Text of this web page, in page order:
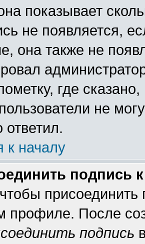
показывает
не появляется,
она также не
где
не
ответил.
к началу
подпись
профиле. После
подпись